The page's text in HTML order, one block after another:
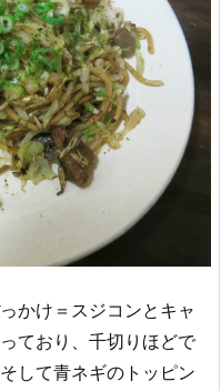
かけ＝スジコンとキャ
ており、千切りほどで
して青ネギのトッピン